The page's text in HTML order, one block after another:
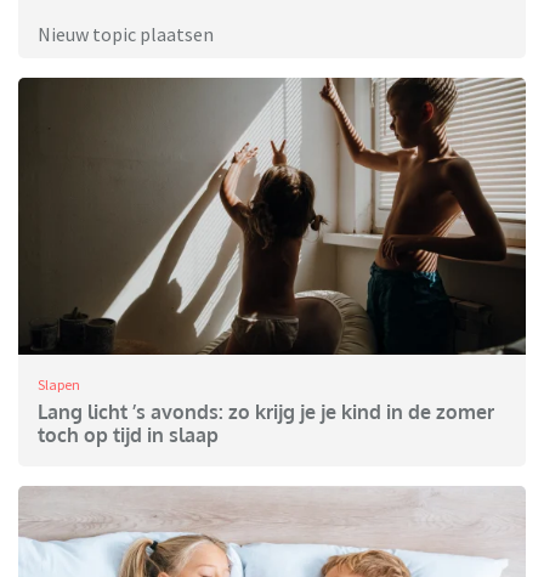
Nieuw topic plaatsen
Slapen
Lang licht ’s avonds: zo krijg je je kind in de zomer
toch op tijd in slaap